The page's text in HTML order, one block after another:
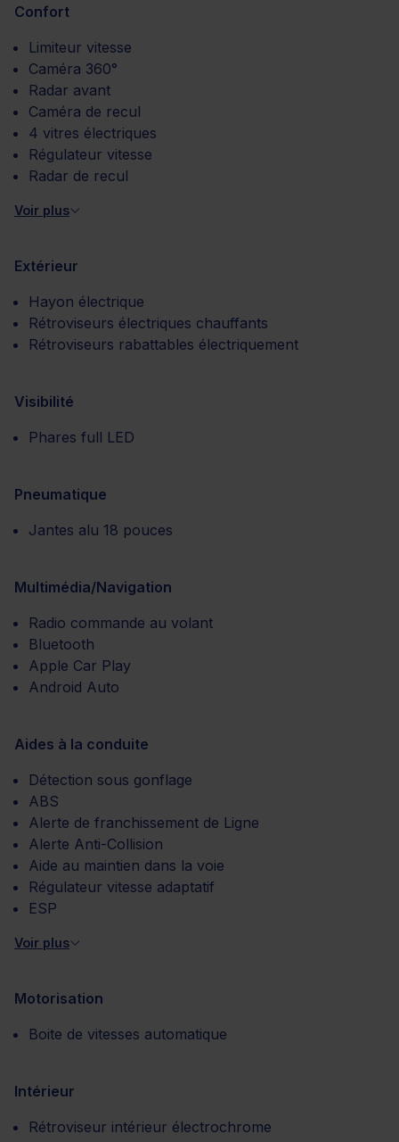
Confort
Limiteur vitesse
Caméra 360°
Radar avant
Caméra de recul
4 vitres électriques
Régulateur vitesse
Radar de recul
Voir plus
Extérieur
Hayon électrique
Rétroviseurs électriques chauffants
Rétroviseurs rabattables électriquement
Visibilité
Phares full LED
Pneumatique
Jantes alu 18 pouces
Multimédia/Navigation
Radio commande au volant
Bluetooth
Apple Car Play
Android Auto
Aides à la conduite
Détection sous gonflage
ABS
Alerte de franchissement de Ligne
Alerte Anti-Collision
Aide au maintien dans la voie
Régulateur vitesse adaptatif
ESP
Voir plus
Motorisation
Boite de vitesses automatique
Intérieur
Rétroviseur intérieur électrochrome